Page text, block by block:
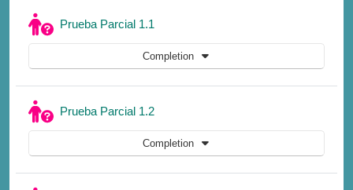
Prueba Parcial 1.1
Completion
Prueba Parcial 1.2Quiz
Completion